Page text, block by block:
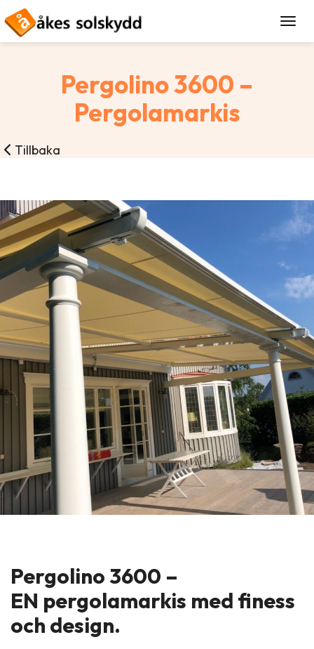
Tillbaka
Pergolino 3600 –
Pergolamarkis
Pergolino 3600 –
EN pergolamarkis med finess
och design.